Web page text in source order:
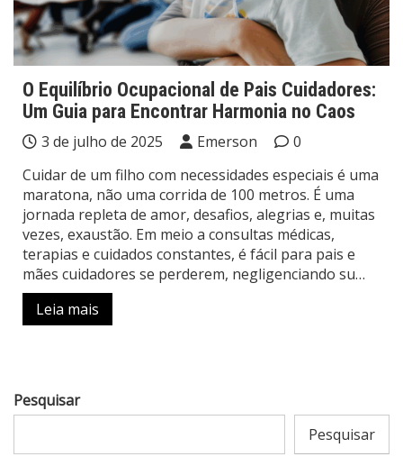
O Equilíbrio Ocupacional de Pais Cuidadores:
Um Guia para Encontrar Harmonia no Caos
3 de julho de 2025 Emerson
0
Cuidar de um filho com necessidades especiais é uma
maratona, não uma corrida de 100 metros. É uma
jornada repleta de amor, desafios, alegrias e, muitas
vezes, exaustão. Em meio a consultas médicas,
terapias e cuidados constantes, é fácil para pais e
mães cuidadores se perderem, negligenciando su…
Leia mais
Pesquisar
Pesquisar